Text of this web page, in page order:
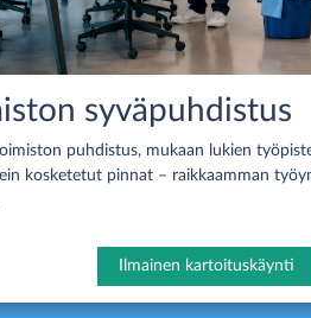
syväpuhdistus
puhdistus, mukaan lukien
kosketetut pinnat – raikkaamman
Ilmainen kartoituskäynti